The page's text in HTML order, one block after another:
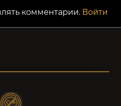
комментарии. Войти